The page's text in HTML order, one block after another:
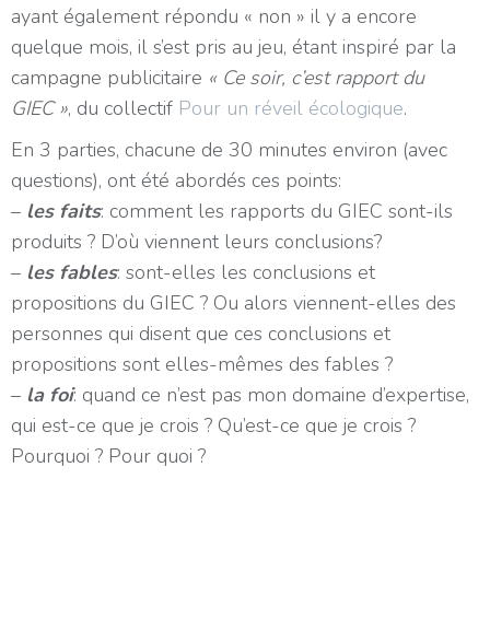
ayant également répondu « non » il y a encore
quelque mois, il s’est pris au jeu, étant inspiré par la
campagne publicitaire « Ce soir, c’est rapport du
GIEC », du collectif Pour un réveil écologique.
En 3 parties, chacune de 30 minutes environ (avec
questions), ont été abordés ces points:
– les faits: comment les rapports du GIEC sont-ils
produits ? D’où viennent leurs conclusions?
– les fables: sont-elles les conclusions et
propositions du GIEC ? Ou alors viennent-elles des
personnes qui disent que ces conclusions et
propositions sont elles-mêmes des fables ?
– la foi: quand ce n’est pas mon domaine d’expertise,
qui est-ce que je crois ? Qu’est-ce que je crois ?
Pourquoi ? Pour quoi ?